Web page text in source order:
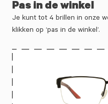
Pas in de winkel
Je kunt tot 4 brillen in onze
klikken op ‘pas in de winkel’.